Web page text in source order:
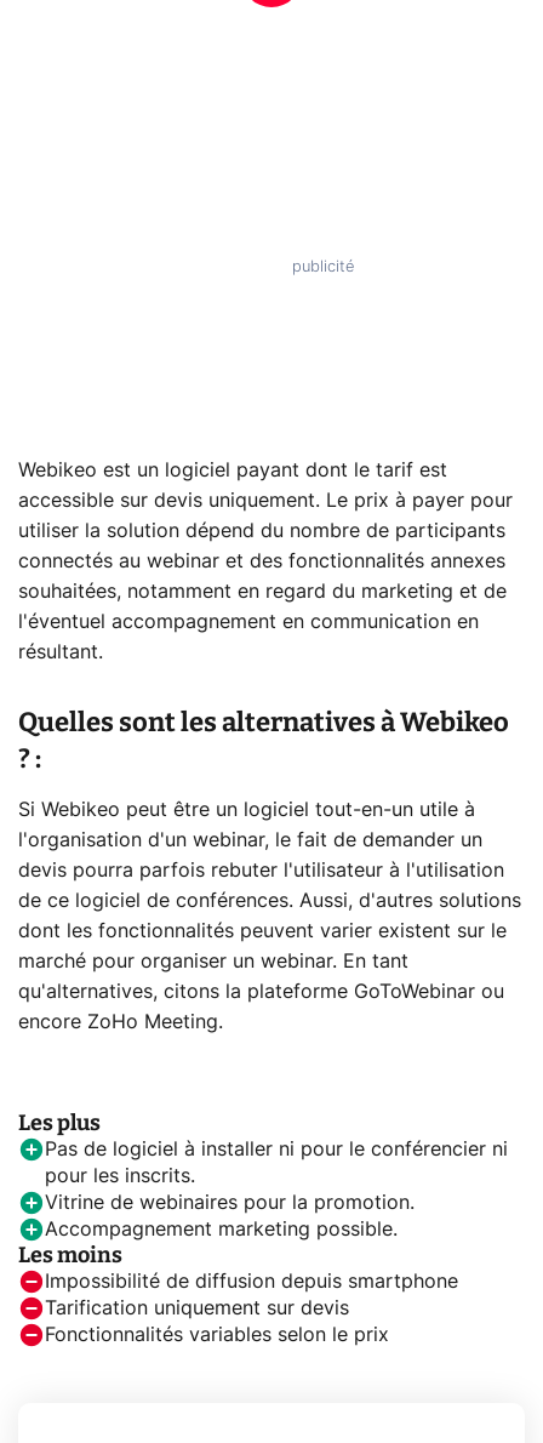
Webikeo est un logiciel payant dont le tarif est
accessible sur devis uniquement. Le prix à payer pour
utiliser la solution dépend du nombre de participants
connectés au webinar et des fonctionnalités annexes
souhaitées, notamment en regard du marketing et de
l'éventuel accompagnement en communication en
résultant.
Quelles sont les alternatives à Webikeo
? :
Si Webikeo peut être un logiciel tout-en-un utile à
l'organisation d'un webinar, le fait de demander un
devis pourra parfois rebuter l'utilisateur à l'utilisation
de ce logiciel de conférences. Aussi, d'autres solutions
dont les fonctionnalités peuvent varier existent sur le
marché pour organiser un webinar. En tant
qu'alternatives, citons la plateforme GoToWebinar ou
encore ZoHo Meeting.
Les plus
Pas de logiciel à installer ni pour le conférencier ni
pour les inscrits.
Vitrine de webinaires pour la promotion.
Accompagnement marketing possible.
Les moins
Impossibilité de diffusion depuis smartphone
Tarification uniquement sur devis
Fonctionnalités variables selon le prix